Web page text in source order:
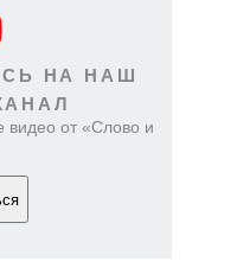
НА НАШ
видео от «Слово и